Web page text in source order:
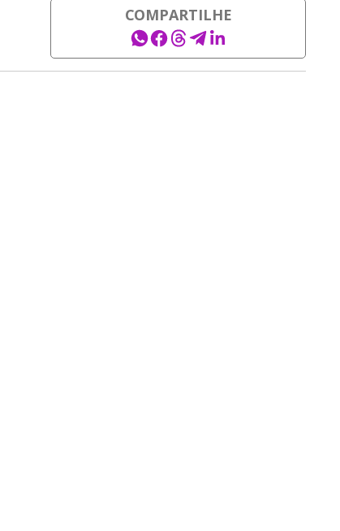
COMPARTILHE